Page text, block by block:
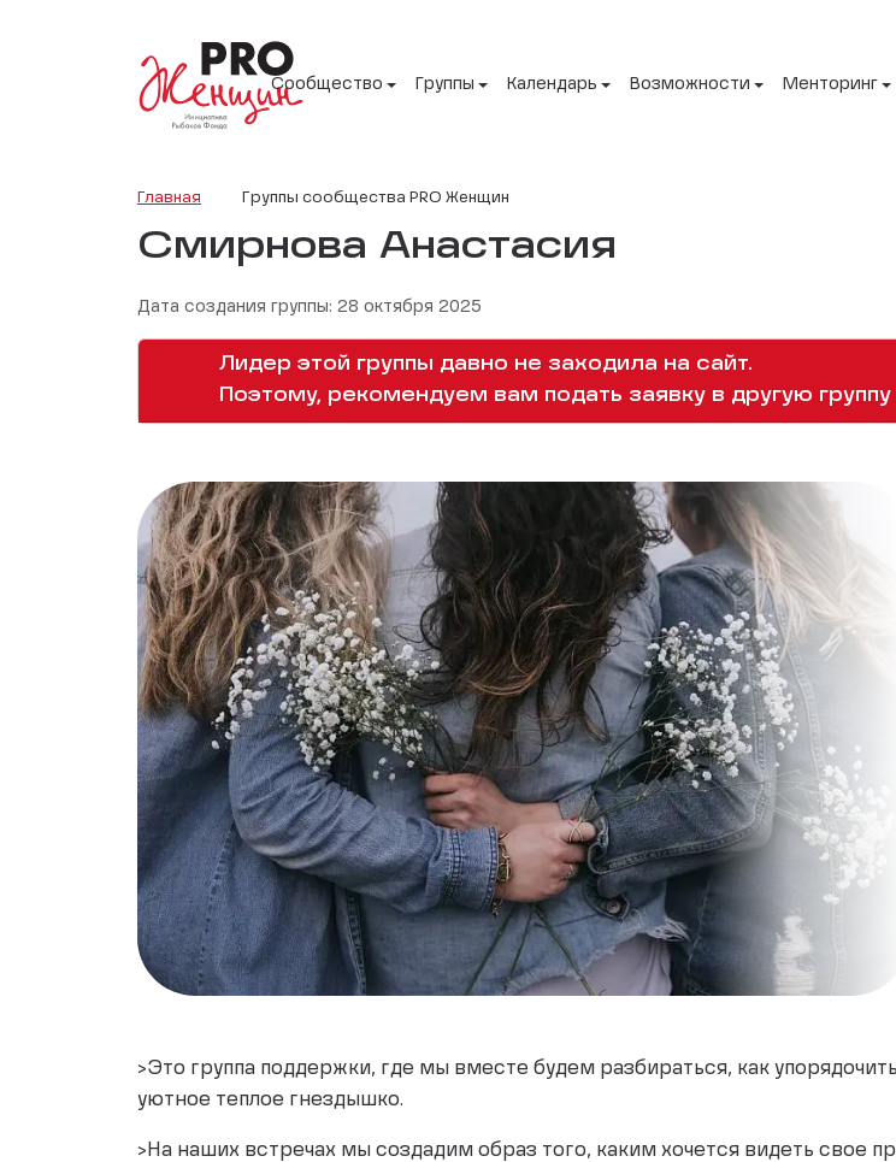
Сообщество Группы Календарь Возможности Менторинг
Главная Группы сообщества PRO Женщин
Смирнова Анастасия
Дата создания группы: 28 октября 2025
Лидер этой группы давно не заходила на сайт.
Поэтому, рекомендуем вам подать заявку в другую
>Это группа поддержки, где мы вместе будем разбираться, как
уютное теплое гнездышко.
>На наших встречах мы создадим образ того, каким хочется видеть свое